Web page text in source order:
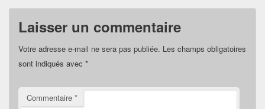
Laisser un commentaire
Votre adresse e-mail ne sera pas publiée. Les champs obligatoires
sont indiqués avec *
Commentaire *